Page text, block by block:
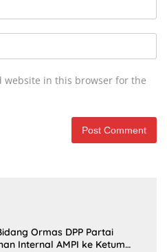
website in this browser for the
Ormas DPP Partai
Internal AMPI ke Ketum